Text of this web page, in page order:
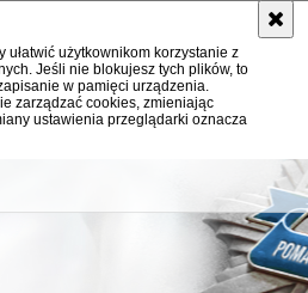
użytkownikom korzystanie z
Jeśli nie blokujesz tych plików, to
w pamięci urządzenia.
zarządzać cookies, zmieniając
ustawienia przeglądarki oznacza